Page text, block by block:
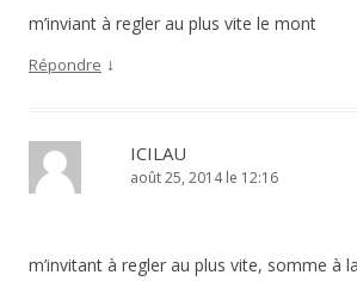
m’inviant à regler au plus vite le mont
Répondre ↓
ICILAU
août 25, 2014 le 12:16
m’invitant à regler au plus vite, somme à